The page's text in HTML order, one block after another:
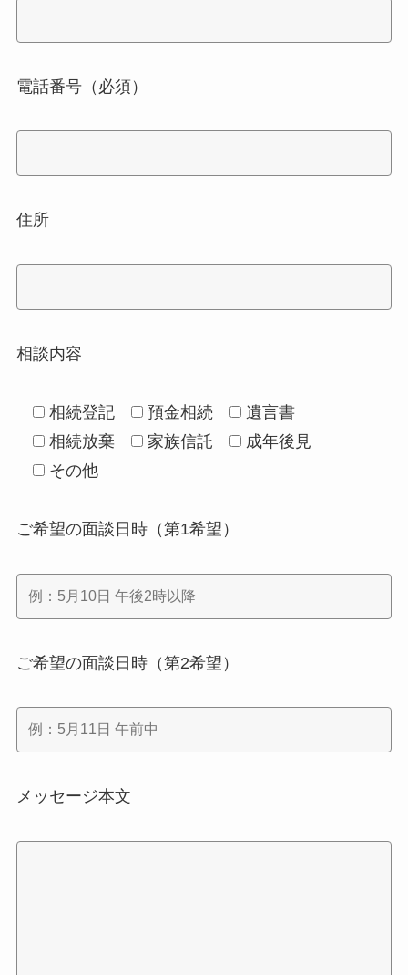
電話番号（必須）
住所
相談内容
相続登記 預金相続
遺言書
相続放棄
家族信託
成年後見
その他
ご希望の面談日時（第1希望）
ご希望の面談日時（第2希望）
メッセージ本文